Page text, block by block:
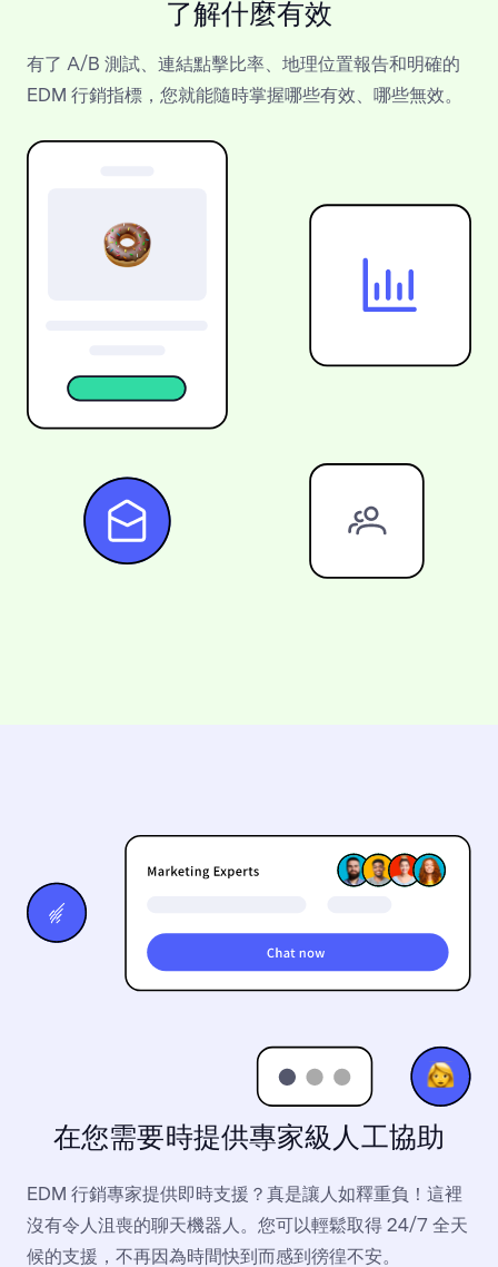
了解什麼有效
有了 A/B 測試、連結點擊比率、地理位置報告和明確的
EDM 行銷指標，您就能隨時掌握哪些有效、哪些無效。
在您需要時提供專家級人工協助
EDM 行銷專家提供即時支援？真是讓人如釋重負！這裡
沒有令人沮喪的聊天機器人。您可以輕鬆取得 24/7 全天
候的支援，不再因為時間快到而感到徬徨不安。